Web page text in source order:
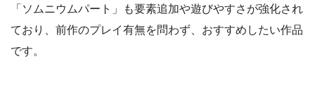
「ソムニウムパート」も要素追加や遊びやすさが強化され
ており、前作のプレイ有無を問わず、おすすめしたい作品
です。